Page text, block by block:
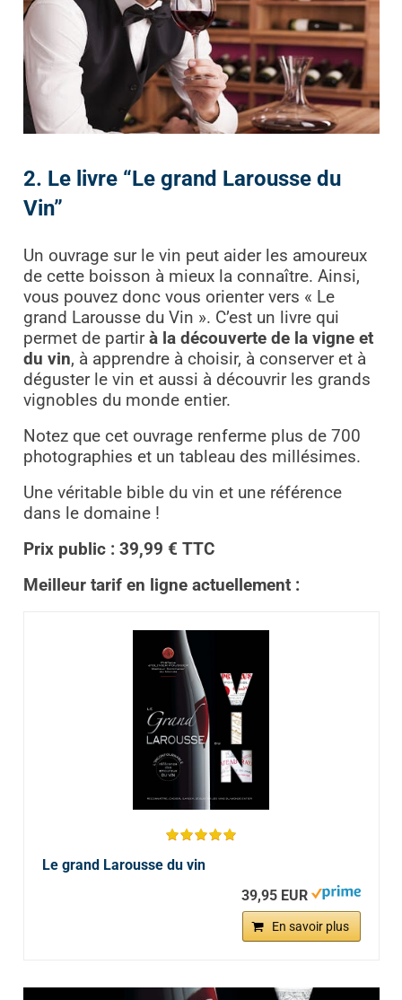
2. Le livre “Le grand Larousse du
Vin”
Un ouvrage sur le vin peut aider les amoureux
de cette boisson à mieux la connaître. Ainsi,
vous pouvez donc vous orienter vers « Le
grand Larousse du Vin ». C’est un livre qui
permet de partirà la découverte de la vigne et
du vin, à apprendre à choisir, à conserver et à
déguster le vin et aussi à découvrir les grands
vignobles du monde entier.
Notez que cet ouvrage renferme plus de 700
photographies et un tableau des millésimes.
Une véritable bible du vin et une référence
dans le domaine !
Prix public : 39,99 € TTC
Meilleur tarif en ligne actuellement :
Le grand Larousse du vin
39,95 EUR
En savoir plus